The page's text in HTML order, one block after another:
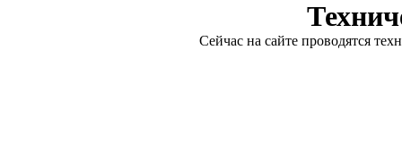
Сейчас на сайте проводятся